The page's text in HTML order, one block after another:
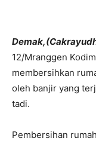
12/Mranggen
membersihkan
oleh banjir yang
tadi.
Pembersihan